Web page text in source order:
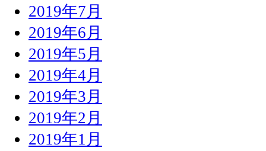
2019年7月
2019年6月
2019年5月
2019年4月
2019年3月
2019年2月
2019年1月